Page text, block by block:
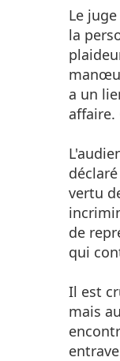
Le
la
a un
affaire.
vertu
de
qui
Il est
mais